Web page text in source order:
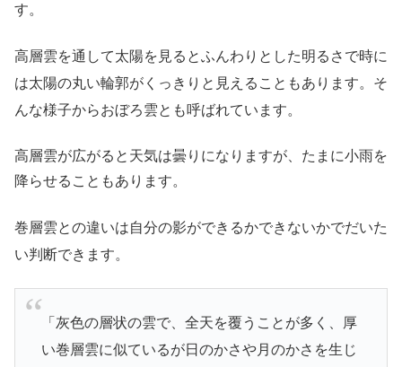
す。
高層雲を通して太陽を見るとふんわりとした明るさで時に
は太陽の丸い輪郭がくっきりと見えることもあります。そ
んな様子からおぼろ雲とも呼ばれています。
高層雲が広がると天気は曇りになりますが、たまに小雨を
降らせることもあります。
巻層雲との違いは自分の影ができるかできないかでだいた
い判断できます。
「灰色の層状の雲で、全天を覆うことが多く、厚
い巻層雲に似ているが日のかさや月のかさを生じ